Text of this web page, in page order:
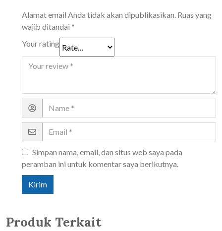
Alamat email Anda tidak akan dipublikasikan. Ruas yang
wajib ditandai *
Your rating
Simpan nama, email, dan situs web saya pada
peramban ini untuk komentar saya berikutnya.
Produk Terkait